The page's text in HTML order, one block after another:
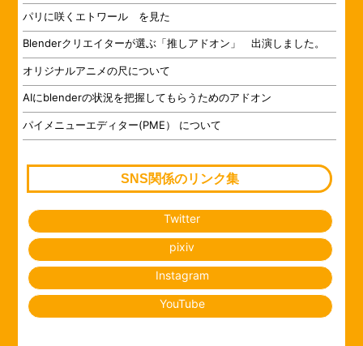
パリに咲くエトワール を見た
Blenderクリエイターが選ぶ「推しアドオン」 出演しました。
オリジナルアニメの尺について
AIにblenderの状況を把握してもらうためのアドオン
パイメニューエディター(PME） について
SNS関係のリンク集
Twitter
pixiv
Instagram
YouTube